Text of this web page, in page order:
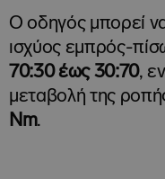
Ο οδηγός μπορεί
ισχύος εμπρός-
70:30 έως 30:70,
μεταβολή της
Nm.